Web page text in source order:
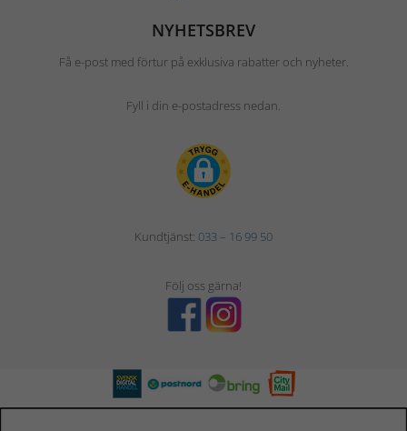
NYHETSBREV
Få e-post med förtur på exklusiva rabatter och nyheter.
Fyll i din e-postadress nedan.
Kundtjänst: 033 – 16 99 50
Följ oss gärna!